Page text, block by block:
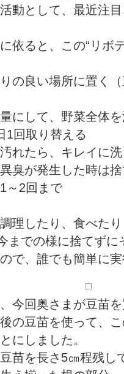
動として、最近注
依ると、この“リボ
の良い場所に置く
にして、野菜全体
回取り替える
れたら、キレイに
臭が発生した時は
～2回まで
理したり、食べた
までの様に捨てず
で、誰でも簡単に
今回奥さまが豆苗
の豆苗を使って、こ
にしました。
苗を長さ5㎝程残し